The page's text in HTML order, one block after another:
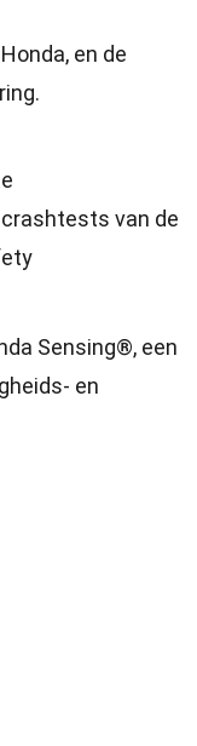
en de
van de
Sensing®, een
en